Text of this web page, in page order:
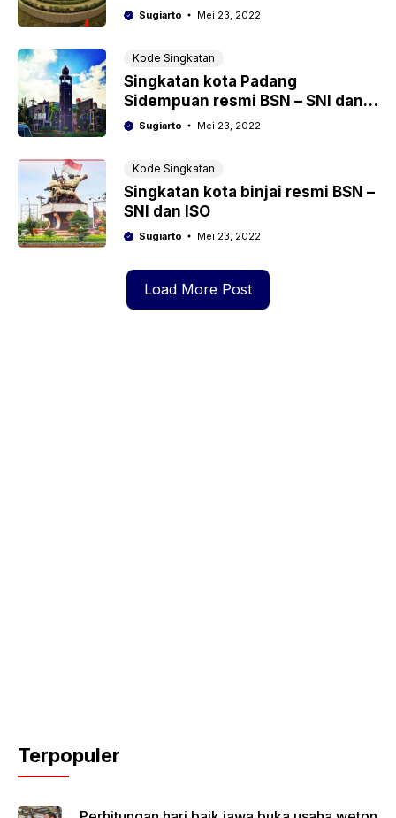
Sugiarto Mei 23, 2022
Kode Singkatan
Singkatan kota Padang
Sidempuan resmi BSN – SNI dan
ISOSugiarto Mei 23, 2022
Kode Singkatan
Singkatan kota binjai resmi BSN –
SNI dan ISO
Sugiarto Mei 23, 2022
Load More Post
Terpopuler